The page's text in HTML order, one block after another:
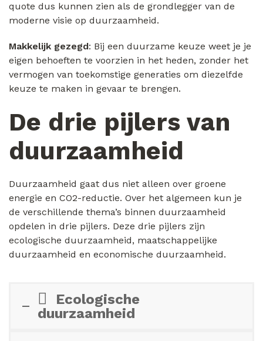
quote dus kunnen zien als de grondlegger van de
moderne visie op duurzaamheid.
Makkelijk gezegd: Bij een duurzame keuze weet je je
eigen behoeften te voorzien in het heden, zonder het
vermogen van toekomstige generaties om diezelfde
keuze te maken in gevaar te brengen.
De drie pijlers van
duurzaamheid
Duurzaamheid gaat dus niet alleen over groene
energie en CO2-reductie. Over het algemeen kun je
de verschillende thema’s binnen duurzaamheid
opdelen in drie pijlers. Deze drie pijlers zijn
ecologische duurzaamheid, maatschappelijke
duurzaamheid en economische duurzaamheid.
Ecologische
duurzaamheid